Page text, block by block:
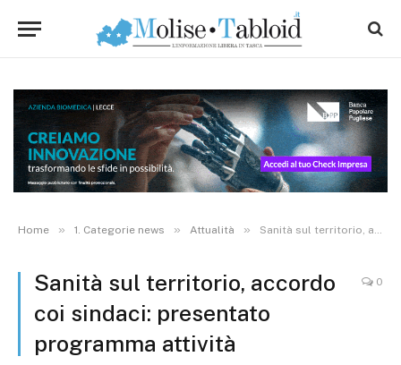
Home » 1. Categorie news » Attualità » Sanità sul territorio, accordo coi sindaci: presentato programma attività
Sanità sul territorio, accordo
coi sindaci: presentato
programma attività
0